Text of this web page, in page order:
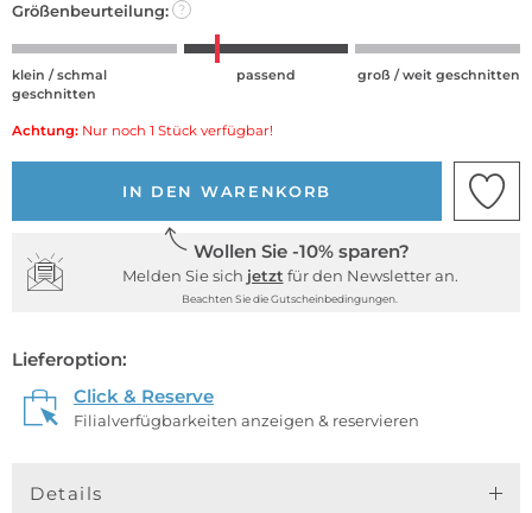
Größenbeurteilung: ?
klein / schmal
geschnitten
passend groß / weit geschnitten
Achtung: Nur noch 1 Stück verfügbar!
IN DEN WARENKORB
Wollen Sie -10% sparen?
Melden Sie sich jetzt für den Newsletter an.
Beachten Sie die Gutscheinbedingungen.
Lieferoption:
Click & Reserve
Filialverfügbarkeiten anzeigen & reservieren
Details